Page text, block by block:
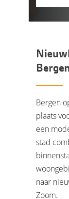
Bergen
plaats
een
stad
naar
Zoom.